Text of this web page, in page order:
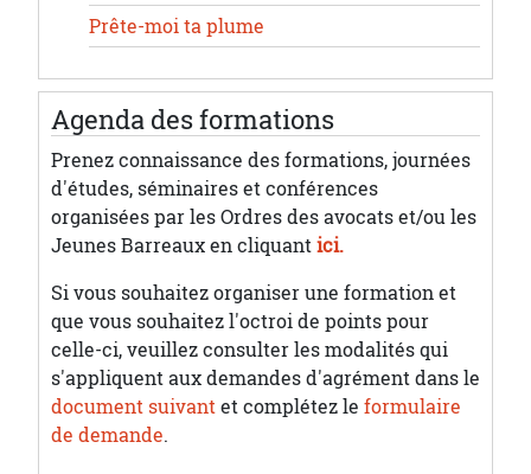
Prête-moi ta plume
Agenda des formations
Prenez connaissance des formations, journées
d'études, séminaires et conférences
organisées par les Ordres des avocats et/ou les
Jeunes Barreaux en cliquantici.
Si vous souhaitez organiser une formation et
que vous souhaitez l'octroi de points pour
celle-ci, veuillez consulter les modalités qui
s'appliquent aux demandes d'agrément dans le
document suivantet complétez le formulaire
de demande.